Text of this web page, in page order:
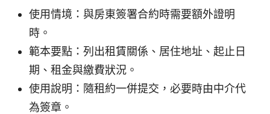
使用情境：與房東簽署合約時需要額外證明
時。
範本要點：列出租賃關係、居住地址、起止日
期、租金與繳費狀況。
使用說明：隨租約一併提交，必要時由中介代
為簽章。